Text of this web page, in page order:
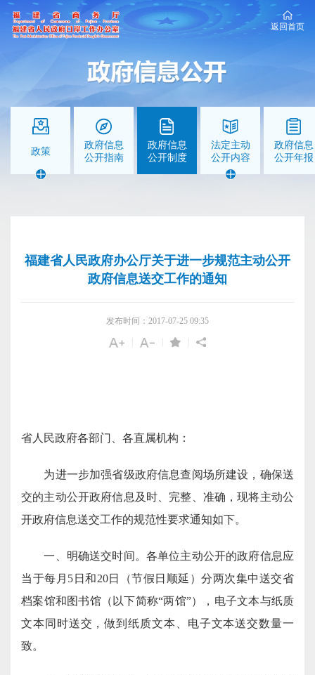
返回首页
政策
政府信息
公开指南
政府信息
公开制度
法定主动
公开内容
政府信息
公开年报
福建省人民政府办公厅关于进一步规范主动公开
政府信息送交工作的通知
发布时间：2017-07-25 09:35
省人民政府各部门、各直属机构：
为进一步加强省级政府信息查阅场所建设，确保送
交的主动公开政府信息及时、完整、准确，现将主动公
开政府信息送交工作的规范性要求通知如下。
一、明确送交时间。各单位主动公开的政府信息应
当于每月5日和20日（节假日顺延）分两次集中送交省
档案馆和图书馆（以下简称“两馆”），电子文本与纸质
文本同时送交，做到纸质文本、电子文本送交数量一
致。